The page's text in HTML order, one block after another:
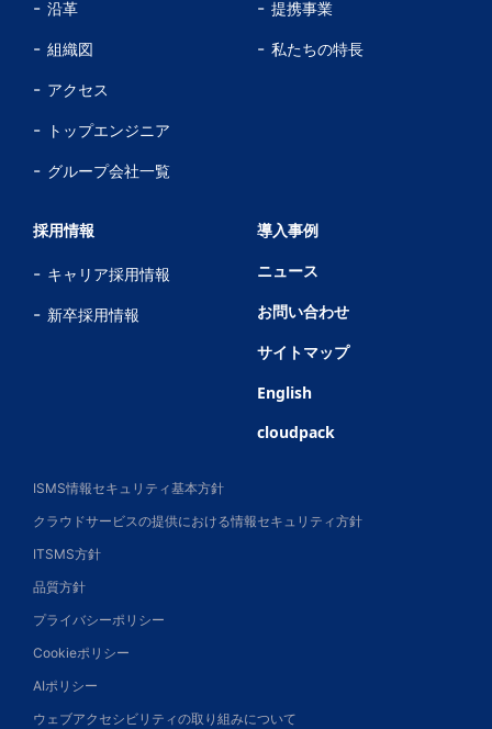
沿革
組織図
アクセス
トップエンジニア
グループ会社一覧
提携事業
私たちの特長
採用情報
キャリア採用情報
新卒採用情報
導入事例
ニュース
お問い合わせ
サイトマップ
English
cloudpack
ISMS情報セキュリティ基本方針
クラウドサービスの提供における情報セキュリティ方針
ITSMS方針
品質方針
プライバシーポリシー
Cookieポリシー
AIポリシー
ウェブアクセシビリティの取り組みについて